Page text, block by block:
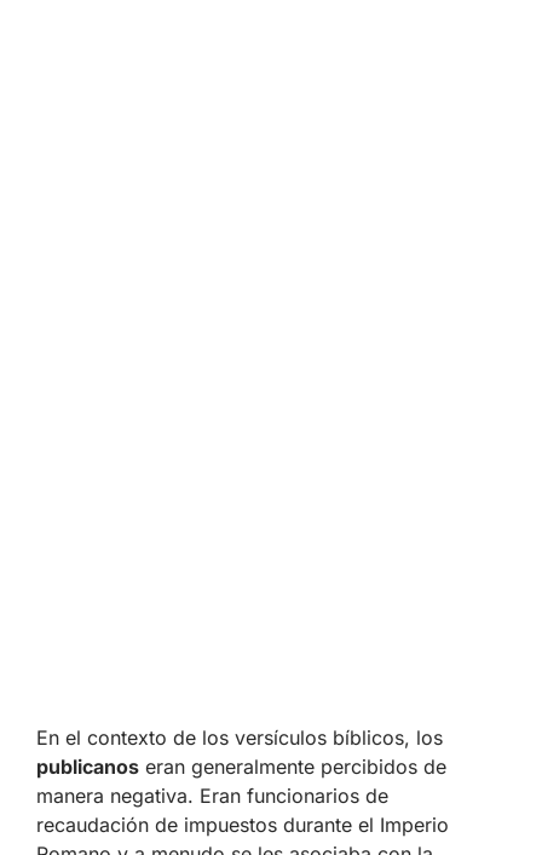
En el contexto de los versículos bíblicos, los
publicanos eran generalmente percibidos de
manera negativa. Eran funcionarios de
recaudación de impuestos durante el Imperio